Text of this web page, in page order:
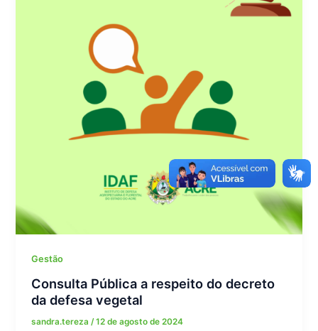
Gestão
Consulta Pública a respeito do decreto
da defesa vegetal
sandra.tereza /12 de agosto de 2024